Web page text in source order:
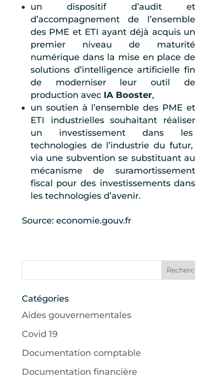
un dispositif d’audit et
d’accompagnement de l’ensemble
des PME et ETI ayant déjà acquis un
premier niveau de maturité
numérique dans la mise en place de
solutions d’intelligence artificielle fin
de moderniser leur outil de
production avec IA Booster,
un soutien à l’ensemble des PME et
ETI industrielles souhaitant réaliser
un investissement dans les
technologies de l’industrie du futur,
via une subvention se substituant au
mécanisme de suramortissement
fiscal pour des investissements dans
les technologies d’avenir.
Source: economie.gouv.fr
Catégories
Aides gouvernementales
Covid 19
Documentation comptable
Documentation financière